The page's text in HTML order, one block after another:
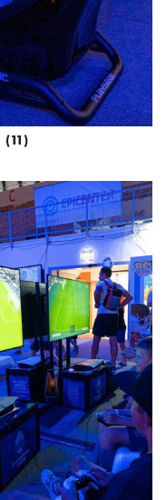
(11)